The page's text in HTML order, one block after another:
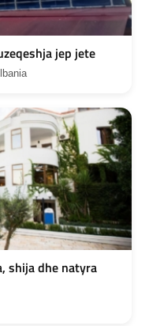
jep jete
shija dhe natyra